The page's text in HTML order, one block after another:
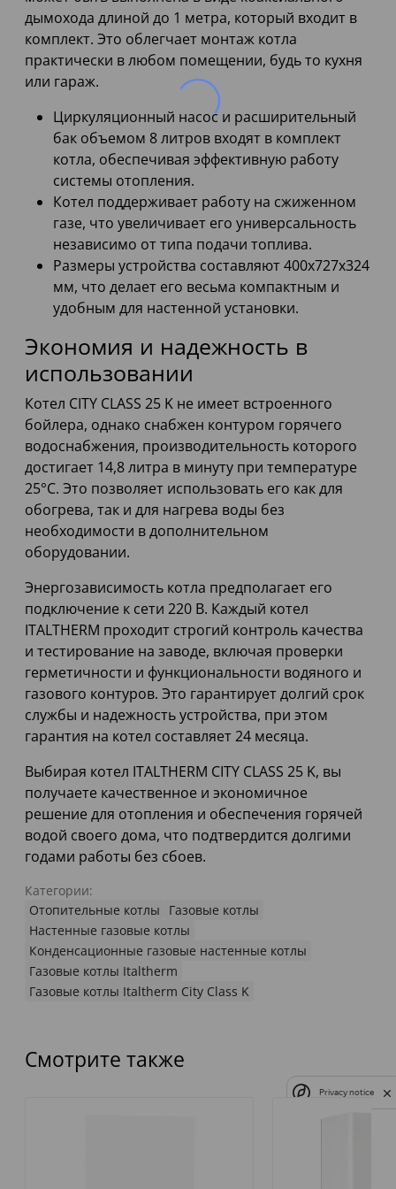
дымохода длиной до 1 метра, который входит в
комплект. Это облегчает монтаж котла
практически в любом помещении, будь то кухня
или гараж.
Циркуляционный насос и расширительный
бак объемом 8 литров входят в комплект
котла, обеспечивая эффективную работу
системы отопления.
Котел поддерживает работу на сжиженном
газе, что увеличивает его универсальность
независимо от типа подачи топлива.
Размеры устройства составляют 400x727x324
мм, что делает его весьма компактным и
удобным для настенной установки.
Экономия и надежность в
использовании
Котел CITY CLASS 25 K не имеет встроенного
бойлера, однако снабжен контуром горячего
водоснабжения, производительность которого
достигает 14,8 литра в минуту при температуре
25°C. Это позволяет использовать его как для
обогрева, так и для нагрева воды без
необходимости в дополнительном
оборудовании.
Энергозависимость котла предполагает его
подключение к сети 220 В. Каждый котел
ITALTHERM проходит строгий контроль качества
и тестирование на заводе, включая проверки
герметичности и функциональности водяного и
газового контуров. Это гарантирует долгий срок
службы и надежность устройства, при этом
гарантия на котел составляет 24 месяца.
Выбирая котел ITALTHERM CITY CLASS 25 K, вы
получаете качественное и экономичное
решение для отопления и обеспечения горячей
водой своего дома, что подтвердится долгими
годами работы без сбоев.
Категории:
Отопительные котлы
Газовые котлы
Настенные газовые котлы
Конденсационные газовые настенные котлы
Газовые котлы Italtherm
Газовые котлы Italtherm City Class K
Смотрите также
Privacy notice